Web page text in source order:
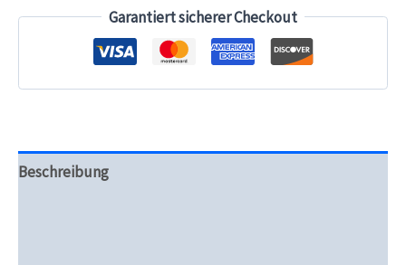
Garantiert sicherer Checkout
Beschreibung